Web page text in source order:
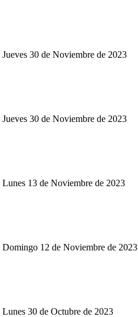
Jueves 30 de Noviembre de 2023
Jueves 30 de Noviembre de 2023
Lunes 13 de Noviembre de 2023
Domingo 12 de Noviembre de 2023
Lunes 30 de Octubre de 2023